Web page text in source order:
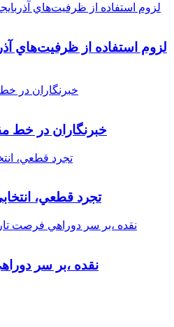
لزوم استفاده از ظرفيت‌هاي
خبرنگاران در خط
تجرد قطعي،
نقده ،بر سر